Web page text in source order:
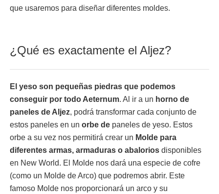
que usaremos para diseñar diferentes moldes.
¿Qué es exactamente el Aljez?
El yeso son pequeñas piedras que podemos
conseguir por todo Aeternum. Al ir a un horno de
paneles de Aljez, podrá transformar cada conjunto de
estos paneles en un orbe de paneles de yeso. Estos
orbe a su vez nos permitirá crear un Molde para
diferentes armas, armaduras o abalorios disponibles
en New World. El Molde nos dará una especie de cofre
(como un Molde de Arco) que podremos abrir. Este
famoso Molde nos proporcionará un arco y su